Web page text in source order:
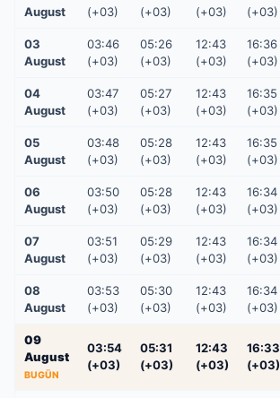
Yozgat Zonguldak Çanakkale
İstanbul İzmir
August
(+03)
(+03)
(+03)
(+03)
03
August
03:46
(+03)
05:26
(+03)
12:43
(+03)
16:36
(+03)
04
August
03:47
(+03)
05:27
(+03)
12:43
(+03)
16:35
(+03)
05
August
03:48
(+03)
05:28
(+03)
12:43
(+03)
16:35
(+03)
06
August
03:50
(+03)
05:28
(+03)
12:43
(+03)
16:34
(+03)
07
August
03:51
(+03)
05:29
(+03)
12:43
(+03)
16:34
(+03)
08
August
03:53
(+03)
05:30
(+03)
12:43
(+03)
16:34
(+03)
09
August
BUGÜN
03:54
(+03)
05:31
(+03)
12:43
(+03)
16:33
(+03)